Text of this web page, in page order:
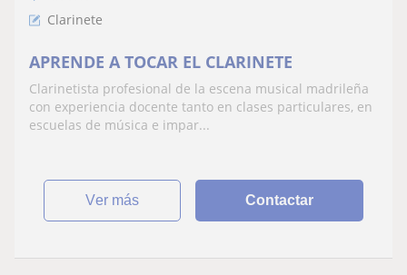
Clarinete
APRENDE A TOCAR EL CLARINETE
Clarinetista profesional de la escena musical madrileña
con experiencia docente tanto en clases particulares, en
escuelas de música e impar...
ver más Contactar